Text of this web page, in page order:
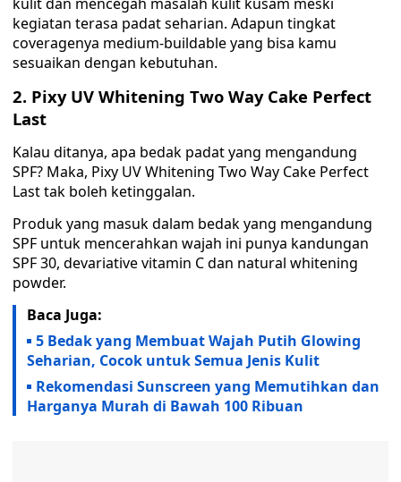
kegiatan terasa padat seharian. Adapun tingkat
coveragenya medium-buildable yang bisa kamu
sesuaikan dengan kebutuhan.
2. Pixy UV Whitening Two Way Cake Perfect
Last
Kalau ditanya, apa bedak padat yang mengandung
SPF? Maka, Pixy UV Whitening Two Way Cake Perfect
Last tak boleh ketinggalan.
Produk yang masuk dalam bedak yang mengandung
SPF untuk mencerahkan wajah ini punya kandungan
SPF 30, devariative vitamin C dan natural whitening
powder.
Baca Juga:
5 Bedak yang Membuat Wajah Putih Glowing
Seharian, Cocok untuk Semua Jenis Kulit
Rekomendasi Sunscreen yang Memutihkan dan
Harganya Murah di Bawah 100 Ribuan